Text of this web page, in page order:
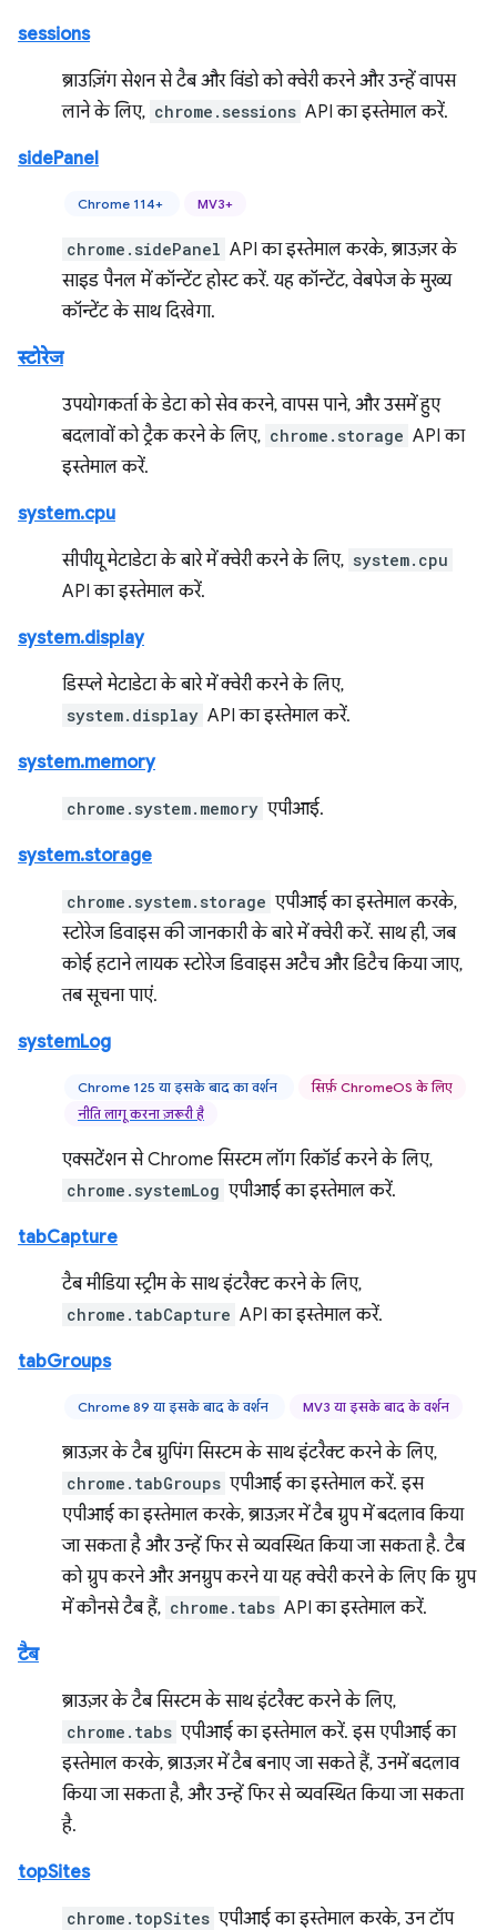
sessions
ब्राउज़िंग सेशन से टैब और विंडो को क्वेरी करने और उन्हें वापस
लाने के लिए, chrome.sessions API का इस्तेमाल करें.
sidePanel
Chrome 114+ MV3+
chrome.sidePanel API का इस्तेमाल करके, ब्राउज़र के
साइड पैनल में कॉन्टेंट होस्ट करें. यह कॉन्टेंट, वेबपेज के मुख्य
कॉन्टेंट के साथ दिखेगा.
स्टोरेज
उपयोगकर्ता के डेटा को सेव करने, वापस पाने, और उसमें हुए
बदलावों को ट्रैक करने के लिए, chrome.storage API का
इस्तेमाल करें.
system.cpu
सीपीयू मेटाडेटा के बारे में क्वेरी करने के लिए, system.cpu
API का इस्तेमाल करें.
system.display
डिस्प्ले मेटाडेटा के बारे में क्वेरी करने के लिए,
system.display API का इस्तेमाल करें.
system.memory
chrome.system.memory एपीआई.
system.storage
chrome.system.storage एपीआई का इस्तेमाल करके,
स्टोरेज डिवाइस की जानकारी के बारे में क्वेरी करें. साथ ही, जब
कोई हटाने लायक स्टोरेज डिवाइस अटैच और डिटैच किया जाए,
तब सूचना पाएं.
systemLog
Chrome 125 या इसके बाद का वर्शन
सिर्फ़ ChromeOS के लिए
नीति लागू करना ज़रूरी है
एक्सटेंशन से Chrome सिस्टम लॉग रिकॉर्ड करने के लिए,
chrome.systemLog एपीआई का इस्तेमाल करें.
tabCapture
टैब मीडिया स्ट्रीम के साथ इंटरैक्ट करने के लिए,
chrome.tabCapture API का इस्तेमाल करें.
tabGroups
Chrome 89 या इसके बाद के वर्शन MV3 या इसके बाद के वर्शन
ब्राउज़र के टैब ग्रुपिंग सिस्टम के साथ इंटरैक्ट करने के लिए,
chrome.tabGroups एपीआई का इस्तेमाल करें. इस
एपीआई का इस्तेमाल करके, ब्राउज़र में टैब ग्रुप में बदलाव किया
जा सकता है और उन्हें फिर से व्यवस्थित किया जा सकता है. टैब
को ग्रुप करने और अनग्रुप करने या यह क्वेरी करने के लिए कि ग्रुप
में कौनसे टैब हैं, chrome.tabs API का इस्तेमाल करें.
टैब
ब्राउज़र के टैब सिस्टम के साथ इंटरैक्ट करने के लिए,
chrome.tabs एपीआई का इस्तेमाल करें. इस एपीआई का
इस्तेमाल करके, ब्राउज़र में टैब बनाए जा सकते हैं, उनमें बदलाव
किया जा सकता है, और उन्हें फिर से व्यवस्थित किया जा सकता
है.
topSites
chrome.topSites एपीआई का इस्तेमाल करके, उन टॉप